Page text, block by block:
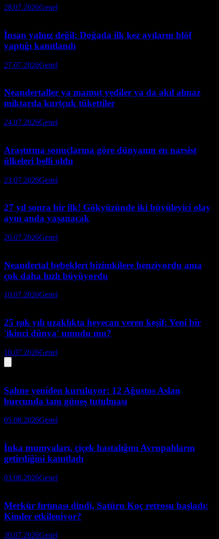
28.07.2026Genel
İnsan yalnız değil: Doğada ilk kez ayıların blöf
yaptığı kanıtlandı
27.07.2026Genel
Neandertaller ya mamut yediler ya da akıl almaz
miktarda kurtçuk tükettiler
24.07.2026Genel
Araştırma sonuçlarına göre dünyanın en narsist
ülkeleri belli oldu
23.07.2026Genel
27 yıl sonra bir ilk! Gökyüzünde iki büyüleyici olay
aynı anda yaşanacak
20.07.2026Genel
Neandertal bebekleri bizimkilere benziyordu ama
çok daha hızlı büyüyordu
10.07.2026Genel
25 ışık yılı uzaklıkta heyecan veren keşif: Yeni bir
'ikinci dünya' umudu mu?
18.07.2026Genel
Sahne yeniden kuruluyor: 12 Ağustos Aslan
burcunda tam güneş tutulması
05.08.2026Genel
İnka mumyaları, çiçek hastalığını Avrupalıların
getirdiğini kanıtladı
03.08.2026Genel
Merkür fırtınası dindi, Satürn Koç retrosu başladı:
Kimler etkileniyor?
30.07.2026Genel